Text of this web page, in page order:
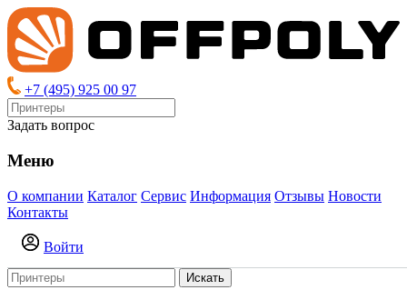
+7 (495) 925 00 97
Задать вопрос
Меню
О компании Каталог Сервис Информация Отзывы Новости
Контакты
Войти
Искать